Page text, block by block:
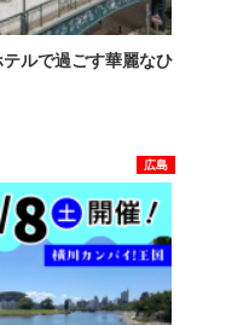
ルで過ごす華麗なひ
広島